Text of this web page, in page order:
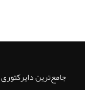
جامع‌ترین